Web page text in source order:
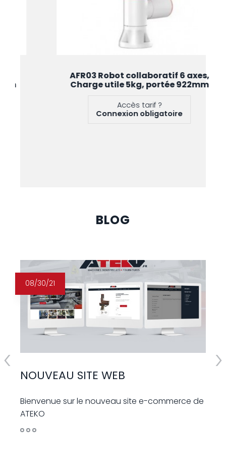
AFR03 Robot collaboratif 6 axes,
Charge utile 5kg, portée 922mm
Accès tarif ?
Connexion obligatoire
BLOG
NOUVEAU SITE WEB
08/30/21
Bienvenue sur le nouveau site e-commerce de
ATEKO